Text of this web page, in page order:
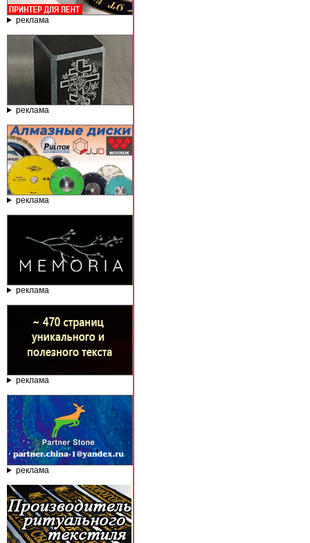
реклама
реклама
реклама
реклама
реклама
реклама